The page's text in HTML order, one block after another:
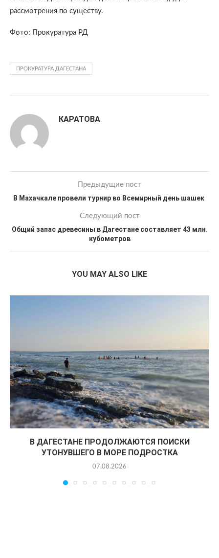
рассмотрения по существу.
Фото: Прокуратура РД
ПРОКУРАТУРА ДАГЕСТАНА
КАРАТОВА
Предыдущие пост
В Махачкале провели турнир во Всемирный день шашек
Следующий пост
Общий запас древесины в Дагестане составляет 43 млн.
кубометров
YOU MAY ALSO LIKE
В ДАГЕСТАНЕ ПРОДОЛЖАЮТСЯ ПОИСКИ
УТОНУВШЕГО В МОРЕ ПОДРОСТКА
07.08.2026